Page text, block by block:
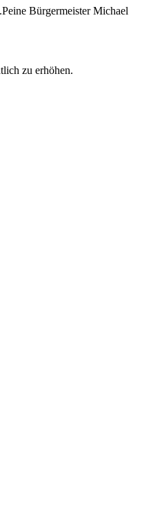
Bürgermeister Michael
zu erhöhen.